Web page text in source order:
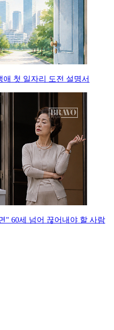
애 첫 일자리 도전 설명서
" 60세 넘어 끊어내야 할 사람